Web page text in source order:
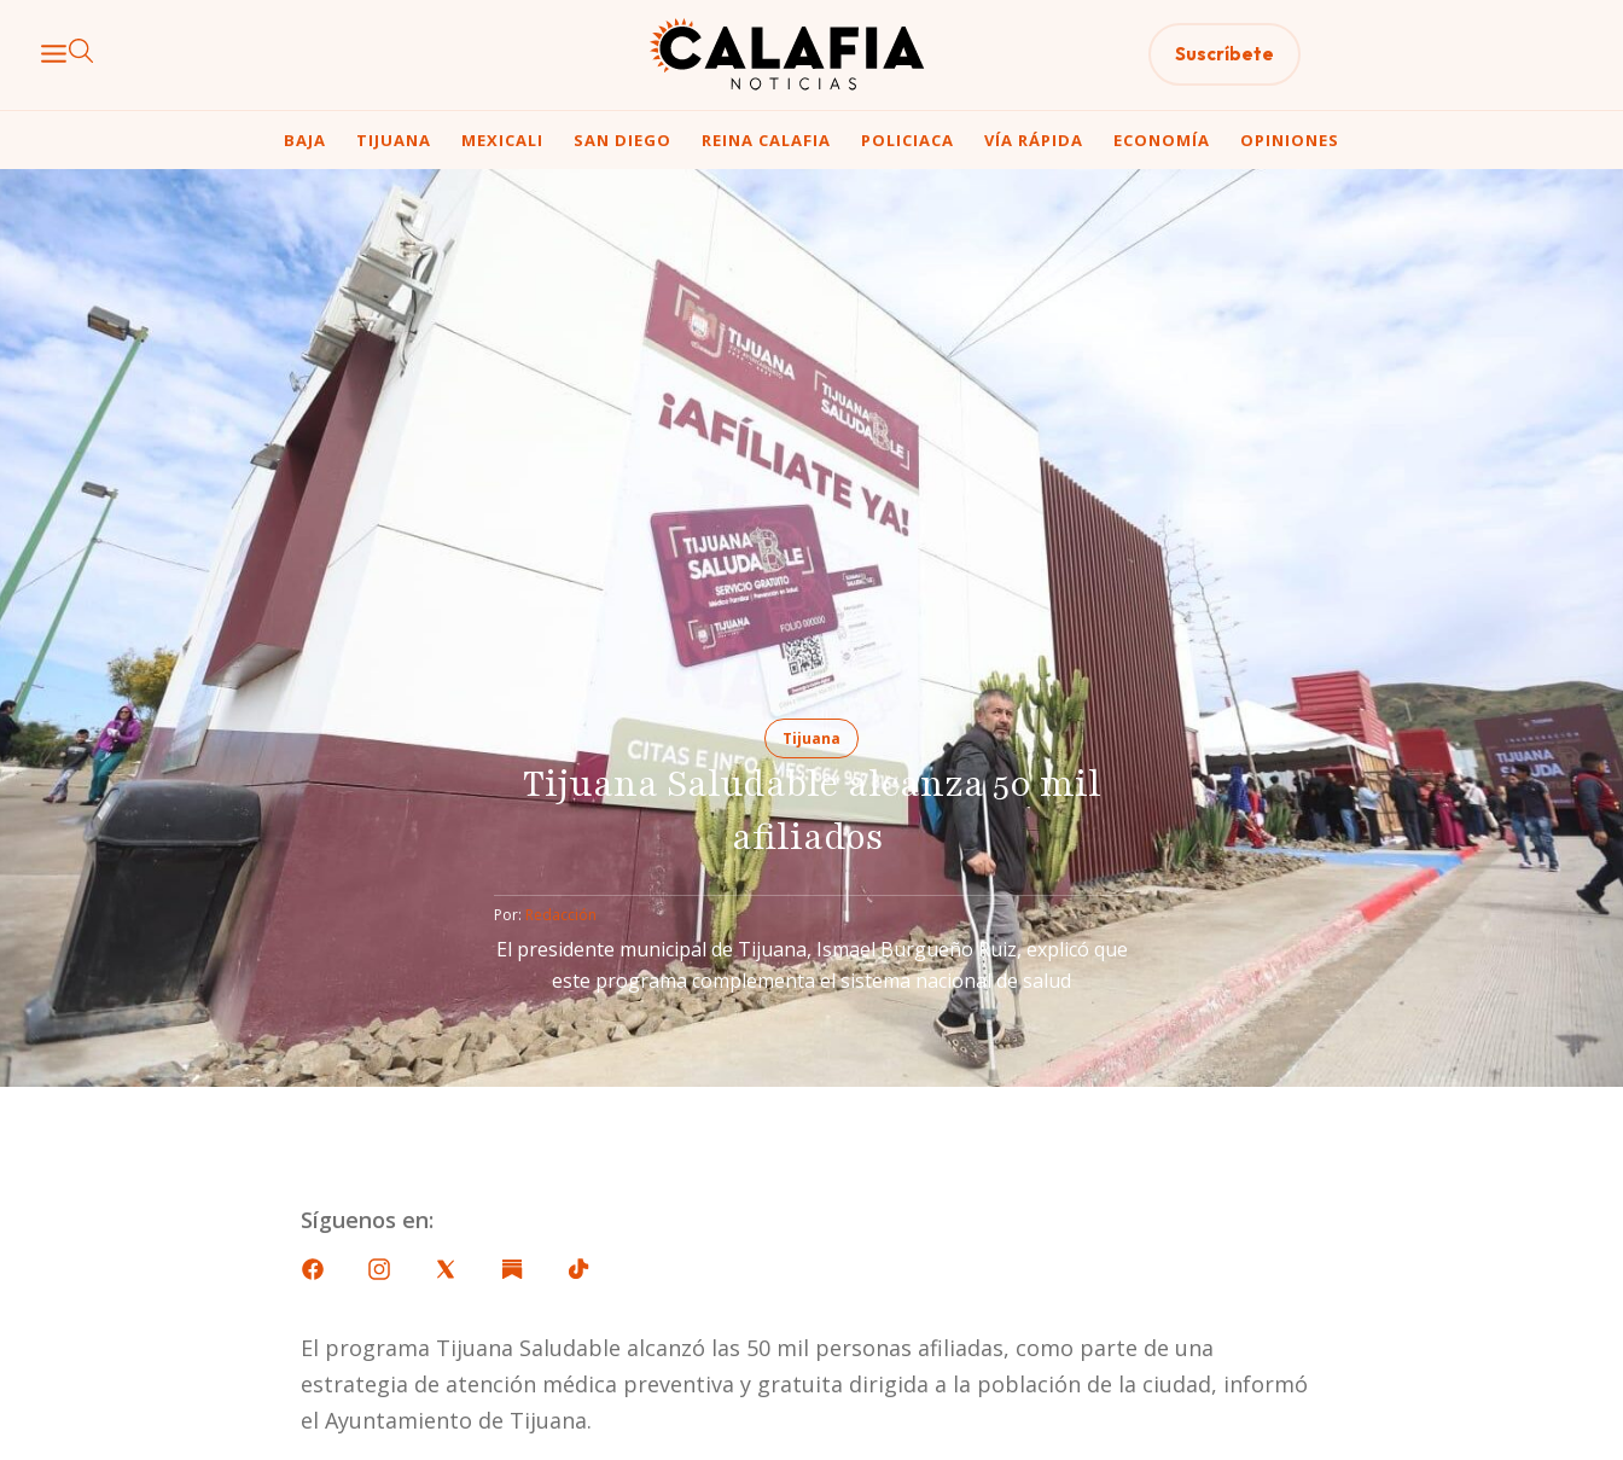
Suscríbete
BAJA TIJUANA MEXICALI SAN DIEGO REINA CALAFIA POLICIACA VÍA RÁPIDA ECONOMÍA OPINIONES
Tijuana
Tijuana Saludable alcanza 50 mil
afiliados
Por: Redacción
El presidente municipal de Tijuana, Ismael Burgueño Ruiz, explicó que
este programa complementa el sistema nacional de salud
Síguenos en:
El programa Tijuana Saludable alcanzó las 50 mil personas afiliadas, como parte de una
estrategia de atención médica preventiva y gratuita dirigida a la población de la ciudad, informó
el Ayuntamiento de Tijuana.